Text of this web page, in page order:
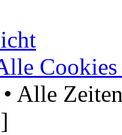
Cookies
• Alle